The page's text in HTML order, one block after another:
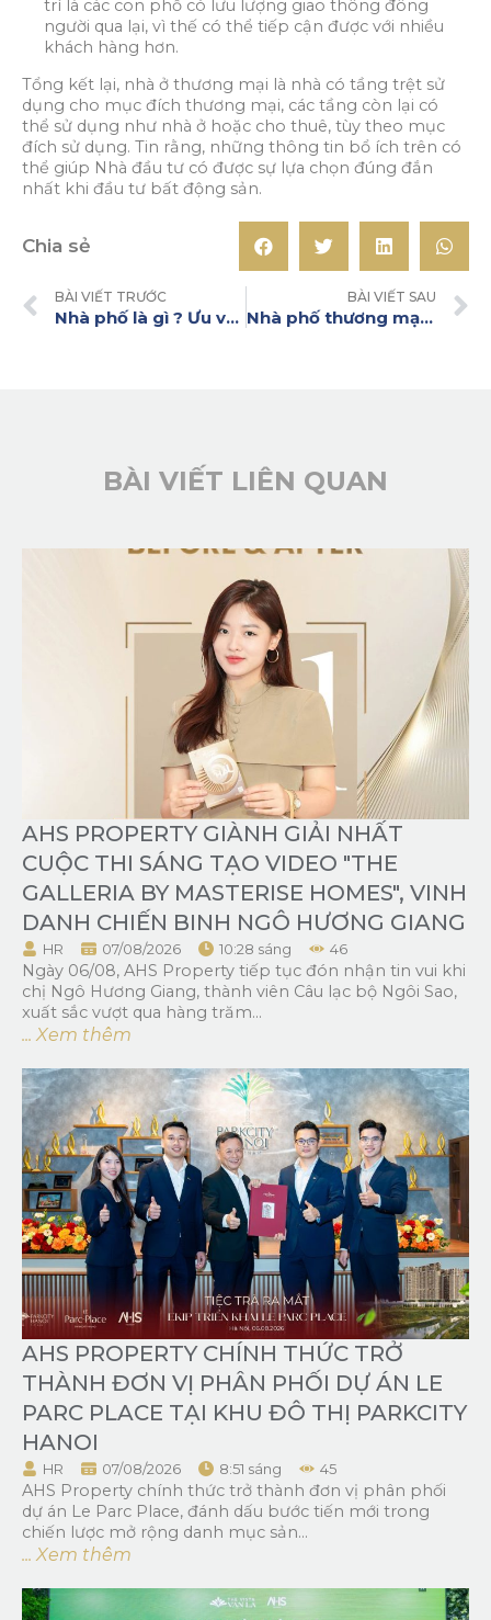
trí là các con phố có lưu lượng giao thông đông
người qua lại, vì thế có thể tiếp cận được với nhiều
khách hàng hơn.
Tổng kết lại, nhà ở thương mại là nhà có tầng trệt sử
dụng cho mục đích thương mại, các tầng còn lại có
thể sử dụng như nhà ở hoặc cho thuê, tùy theo mục
đích sử dụng. Tin rằng, những thông tin bổ ích trên có
thể giúp Nhà đầu tư có được sự lựa chọn đúng đắn
nhất khi đầu tư bất động sản.
Chia sẻ
BÀI VIẾT TRƯỚC
Nhà phố là gì ? Ưu và nhược điểm
BÀI VIẾT SAU
Nhà phố thương mại là gì? Ưu thế đặc biệt của mô hình này
BÀI VIẾT LIÊN QUAN
AHS PROPERTY GIÀNH GIẢI NHẤT
CUỘC THI SÁNG TẠO VIDEO "THE
GALLERIA BY MASTERISE HOMES", VINH
DANH CHIẾN BINH NGÔ HƯƠNG GIANG
HR 07/08/2026 10:28 sáng 46
Ngày 06/08, AHS Property tiếp tục đón nhận tin vui khi
chị Ngô Hương Giang, thành viên Câu lạc bộ Ngôi Sao,
xuất sắc vượt qua hàng trăm...
... Xem thêm
AHS PROPERTY CHÍNH THỨC TRỞ
THÀNH ĐƠN VỊ PHÂN PHỐI DỰ ÁN LE
PARC PLACE TẠI KHU ĐÔ THỊ PARKCITY
HANOI
HR 07/08/2026 8:51 sáng 45
AHS Property chính thức trở thành đơn vị phân phối
dự án Le Parc Place, đánh dấu bước tiến mới trong
chiến lược mở rộng danh mục sản...
... Xem thêm